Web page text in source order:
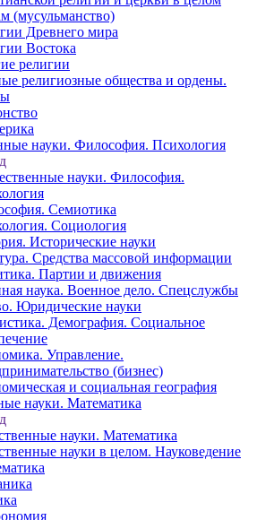
(мусульманство)
Древнего мира
Востока
религии
религиозные общества и ордены.
науки. Философия. Психология
науки. Философия.
Семиотика
Социология
Исторические науки
Средства массовой информации
Партии и движения
наука. Военное дело. Спецслужбы
Юридические науки
Демография. Социальное
Управление.
(бизнес)
и социальная география
науки. Математика
науки. Математика
науки в целом. Науковедение